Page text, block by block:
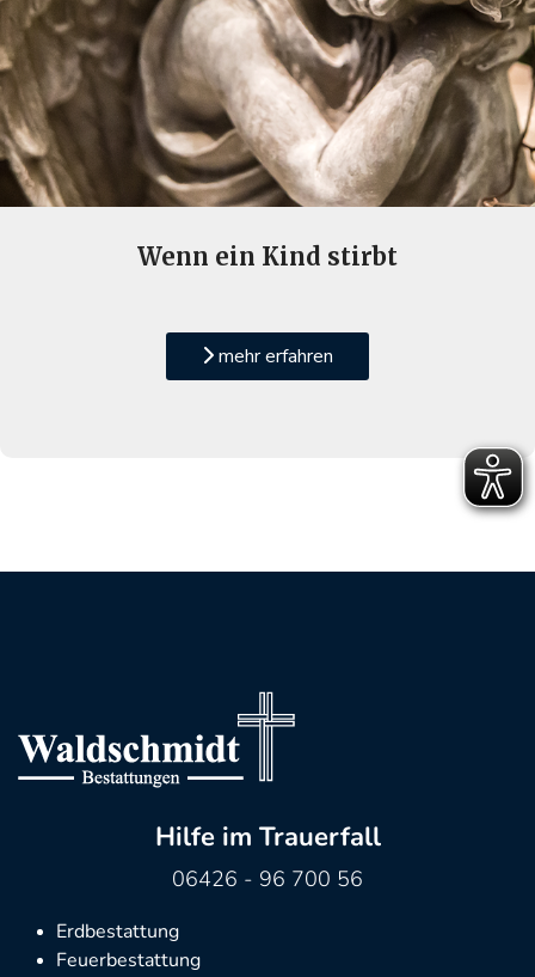
Wenn ein Kind stirbt
mehr erfahren
Hilfe im Trauerfall
06426 - 96 700 56
Erdbestattung
Feuerbestattung